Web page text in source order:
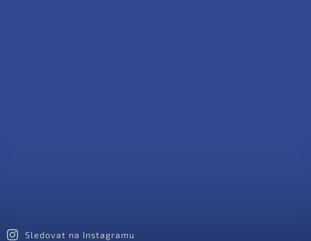
Sledovat na Instagramu